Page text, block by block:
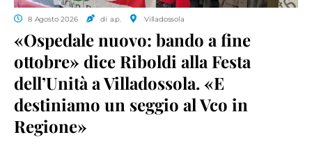
8 Agosto 2026 di a.p. Villadossola
«Ospedale nuovo: bando a fine
ottobre» dice Riboldi alla Festa
dell’Unità a Villadossola. «E
destiniamo un seggio al Vco in
Regione»